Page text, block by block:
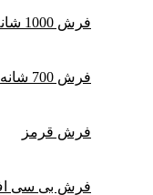
فرش 1000 شانه
فرش 700 شانه
فرش قرمز
فرش بی سی